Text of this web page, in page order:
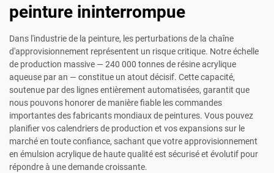
peinture ininterrompue
Dans l'industrie de la peinture, les perturbations de la chaîne
d'approvisionnement représentent un risque critique. Notre échelle
de production massive — 240 000 tonnes de résine acrylique
aqueuse par an — constitue un atout décisif. Cette capacité,
soutenue par des lignes entièrement automatisées, garantit que
nous pouvons honorer de manière fiable les commandes
importantes des fabricants mondiaux de peintures. Vous pouvez
planifier vos calendriers de production et vos expansions sur le
marché en toute confiance, sachant que votre approvisionnement
en émulsion acrylique de haute qualité est sécurisé et évolutif pour
répondre à une demande croissante.